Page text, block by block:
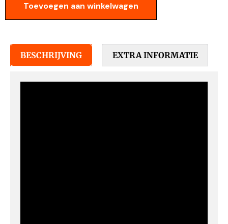
Toevoegen aan winkelwagen
BESCHRIJVING EXTRA INFORMATIE